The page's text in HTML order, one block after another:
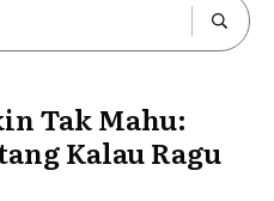
Tak Mahu:
Kalau Ragu